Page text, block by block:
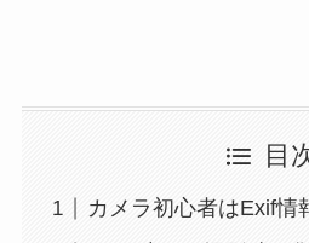
目
カメラ初心者はExif情